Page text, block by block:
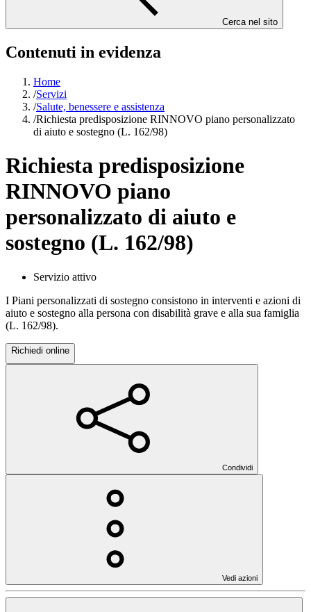
Cerca nel sito
Contenuti in evidenza
Home
/Servizi
/Salute, benessere e assistenza
/Richiesta predisposizione RINNOVO piano personalizzato
di aiuto e sostegno (L. 162/98)
Richiesta predisposizione
RINNOVO piano
personalizzato di aiuto e
sostegno (L. 162/98)
Servizio attivo
I Piani personalizzati di sostegno consistono in interventi e azioni di
aiuto e sostegno alla persona con disabilità grave e alla sua famiglia
(L. 162/98).
Richiedi online
Condividi
Vedi azioni